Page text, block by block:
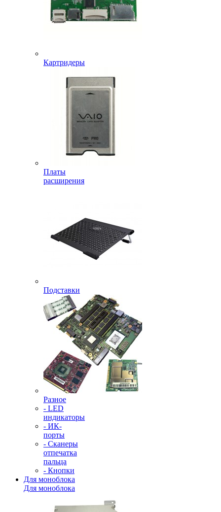
Картридеры
Платы
расширения
Подставки
Разное
- LED
индикаторы
- ИК-
порты
- Сканеры
отпечатка
пальца
- Кнопки
Для моноблока
Для моноблока